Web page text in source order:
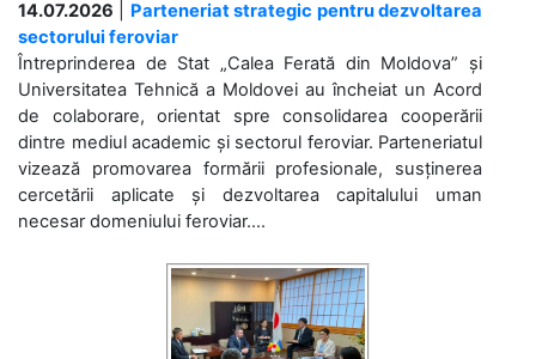
14.07.2026
Parteneriat strategic pentru dezvoltarea
sectorului feroviar
Întreprinderea de Stat „Calea Ferată din Moldova” și
Universitatea Tehnică a Moldovei au încheiat un Acord
de colaborare, orientat spre consolidarea cooperării
dintre mediul academic și sectorul feroviar. Parteneriatul
vizează promovarea formării profesionale, susținerea
cercetării aplicate și dezvoltarea capitalului uman
necesar domeniului feroviar....